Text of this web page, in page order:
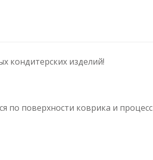
кондитерских изделий!
по поверхности коврика и процесс